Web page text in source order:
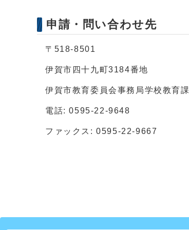
申請・問い合わせ先
〒518-8501
伊賀市四十九町3184番地
伊賀市教育委員会事務局学校教育課
電話: 0595-22-9648
ファックス: 0595-22-9667